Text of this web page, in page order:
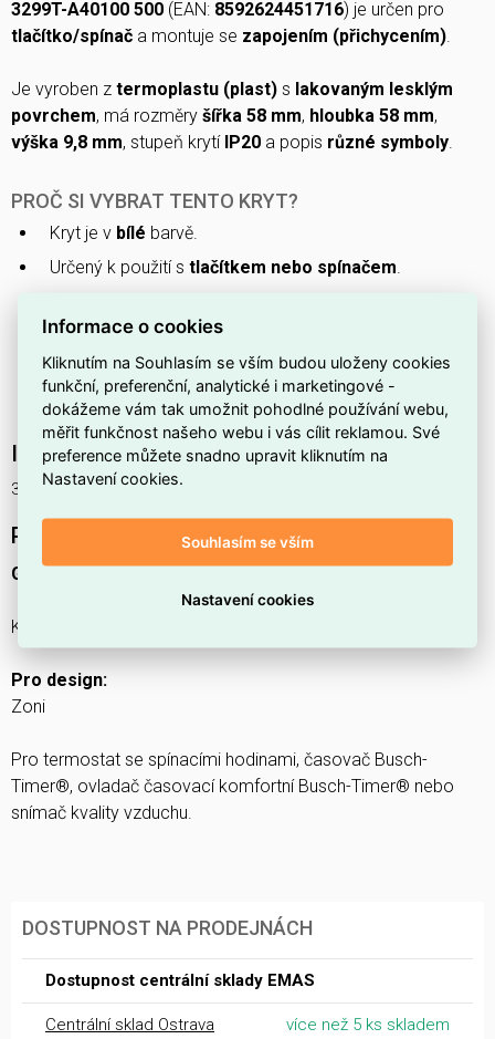
3299T-A40100 500 (EAN: 8592624451716) je určen pro
tlačítko/spínač a montuje se zapojením (přichycením).
Je vyroben z termoplastu (plast) s lakovaným lesklým
povrchem, má rozměry šířka 58 mm, hloubka 58 mm,
výška 9,8 mm, stupeň krytí IP20 a popis různé symboly.
PROČ SI VYBRAT TENTO KRYT?
Kryt je v bílé barvě.
Určený k použití s tlačítkem nebo spínačem.
Hlavní materiál jeplast
Má provedení jakostředová krycí deska.
Patří do produktové řadyZoni.
Interní název produktu
3299T-A40100 500 Kryt pro přístroje s pl
Podrobný popis produktu
Globální kód:
Kryt pro přístroje s plovoucím krytem, Zoni
Pro design:
Zoni
Pro termostat se spínacími hodinami, časovač Busch-
Timer®, ovladač časovací komfortní Busch-Timer® nebo
snímač kvality vzduchu.
DOSTUPNOST NA PRODEJNÁCH
Dostupnost centrální sklady EMAS
Centrální sklad Ostrava více než 5 ks skladem
Informace o cookies
Kliknutím na Souhlasím se vším budou uloženy cookies
funkční, preferenční, analytické i marketingové -
dokážeme vám tak umožnit pohodlné používání webu,
měřit funkčnost našeho webu i vás cílit reklamou. Své
preference můžete snadno upravit kliknutím na
Nastavení cookies.
Souhlasím se vším
Nastavení cookies